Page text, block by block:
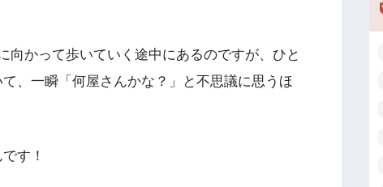
向かって歩いていく途中にあるのですが、ひと
、一瞬「何屋さんかな？」と不思議に思うほ
す！